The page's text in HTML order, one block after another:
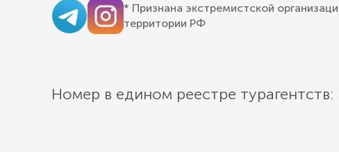
* Признана экстремистской
территории РФ
Номер в едином реестре